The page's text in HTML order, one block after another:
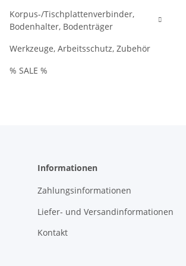
Korpus-/Tischplattenverbinder,
Bodenhalter, Bodenträger
Werkzeuge, Arbeitsschutz, Zubehör
% SALE %
Informationen
Zahlungsinformationen
Liefer- und Versandinformationen
Kontakt